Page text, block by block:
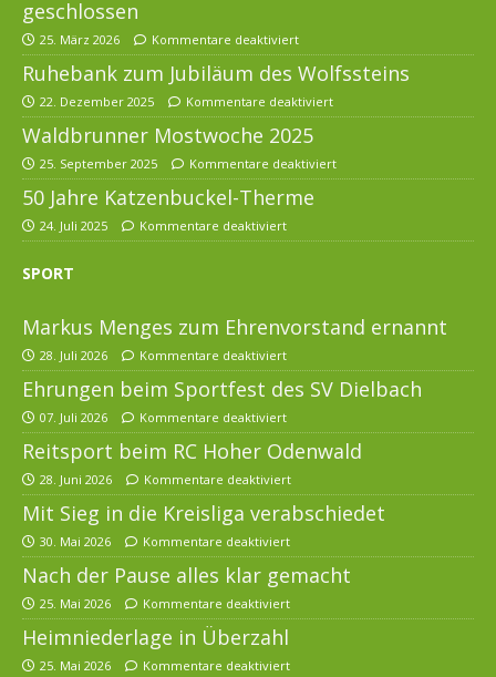
geschlossen
25. März 2026 Kommentare deaktiviert
Ruhebank zum Jubiläum des Wolfssteins
22. Dezember 2025 Kommentare deaktiviert
Waldbrunner Mostwoche 2025
25. September 2025 Kommentare deaktiviert
50 Jahre Katzenbuckel-Therme
24. Juli 2025 Kommentare deaktiviert
SPORT
Markus Menges zum Ehrenvorstand ernannt
28. Juli 2026 Kommentare deaktiviert
Ehrungen beim Sportfest des SV Dielbach
07. Juli 2026 Kommentare deaktiviert
Reitsport beim RC Hoher Odenwald
28. Juni 2026 Kommentare deaktiviert
Mit Sieg in die Kreisliga verabschiedet
30. Mai 2026 Kommentare deaktiviert
Nach der Pause alles klar gemacht
25. Mai 2026 Kommentare deaktiviert
Heimniederlage in Überzahl
25. Mai 2026 Kommentare deaktiviert